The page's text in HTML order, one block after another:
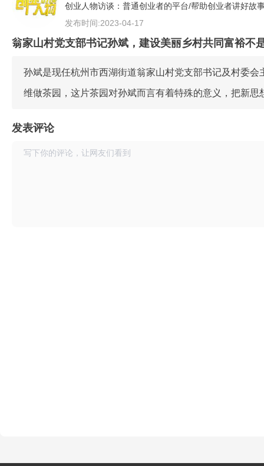
创业人物访谈：普通创业者的平台/帮助创业者讲好故
发布时间:2023-04-17
翁家山村党支部书记孙斌，建设美丽乡村共同富裕不
孙斌是现任杭州市西湖街道翁家山村党支部书记及村委
维做茶园，这片茶园对孙斌而言有着特殊的意义，把新
发表评论